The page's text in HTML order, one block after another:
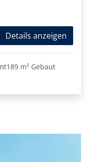
Details anzeigen
189 m² Gebaut